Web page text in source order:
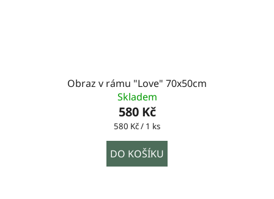
Obraz v rámu "Love" 70x50cm
Skladem
580 Kč
Měrná
580 Kč / 1 ks
DO KOŠÍKU